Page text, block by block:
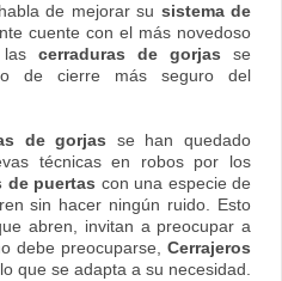
habla de mejorar su sistema de
cuente con el más novedoso
las cerraduras de gorjas se
de cierre más seguro del
de gorjas se han quedado
técnicas en robos por los
de puertas con una especie de
sin hacer ningún ruido. Esto
abren, invitan a preocupar a
debe preocuparse, Cerrajeros
que se adapta a su necesidad.